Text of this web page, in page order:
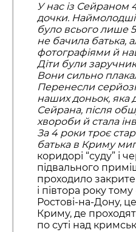
У нас із Сейраном
дочки.
було всього лише 5
не бачила батька,
фотографіями й
Діти були
Вони сильно
Перенесли
наших доньок, яка
Сейрана, після
хвороби й стала
За 4 роки троє
батька в Криму
коридорі “суду” і
підвального
проходило закрите
і півтора року тому
Ростові-на-Дону,
Криму, де
по суті над